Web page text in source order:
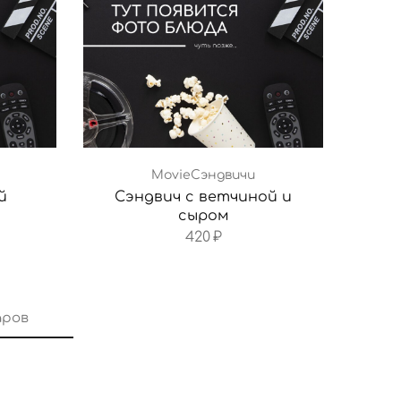
MovieСэндвичи
Сэндвич с ветчиной и
сыром
420₽